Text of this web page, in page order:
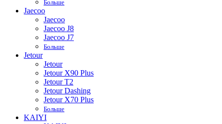
Больше
Jaecoo
Jaecoo
Jaecoo J8
Jaecoo J7
Больше
Jetour
Jetour
Jetour X90 Plus
Jetour T2
Jetour Dashing
Jetour X70 Plus
Больше
KAIYI